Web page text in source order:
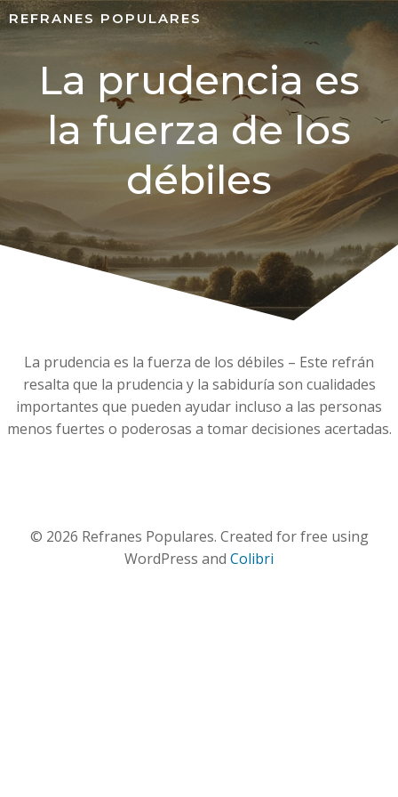
REFRANES POPULARES
La prudencia es
la fuerza de los
débiles
La prudencia es la fuerza de los débiles – Este refrán
resalta que la prudencia y la sabiduría son cualidades
importantes que pueden ayudar incluso a las personas
menos fuertes o poderosas a tomar decisiones acertadas.
© 2026 Refranes Populares. Created for free using
WordPress and Colibri